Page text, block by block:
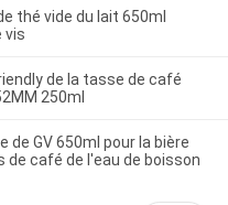
thé vide du lait 650ml
vis
de la tasse de café
250ml
de GV 650ml pour la bière
de café de l'eau de boisson